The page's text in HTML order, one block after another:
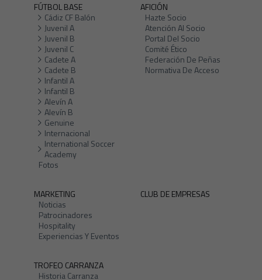
FÚTBOL BASE
Cádiz CF Balón
Juvenil A
Juvenil B
Juvenil C
Cadete A
Cadete B
Infantil A
Infantil B
Alevín A
Alevín B
Genuine
Internacional
International Soccer
Academy
Fotos
AFICIÓN
Hazte Socio
Atención Al Socio
Portal Del Socio
Comité Ético
Federación De Peñas
Normativa De Acceso
MARKETING
Noticias
Patrocinadores
Hospitality
Experiencias Y Eventos
CLUB DE EMPRESAS
TROFEO CARRANZA
Historia Carranza